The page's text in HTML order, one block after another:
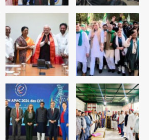
रोहित चौधरी गैंग का कुख्यात बदमाश राजस्थान
से गिरफ्तार
Team JHJ
पुरा महादेव से बेटियों के स्वास्थ्य और सुरक्षा का
संदेश
Team JHJ